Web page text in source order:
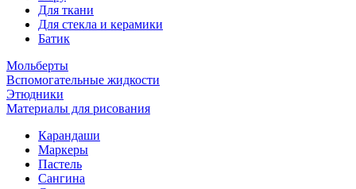
Для ткани
Для стекла и керамики
Батик
Мольберты
Вспомогательные жидкости
Этюдники
Материалы для рисования
Карандаши
Маркеры
Пастель
Сангина